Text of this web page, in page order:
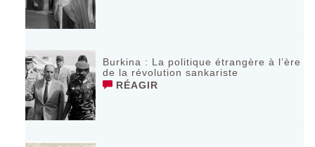
Burkina : La politique étrangère à l’ère
de la révolution sankariste
RÉAGIR